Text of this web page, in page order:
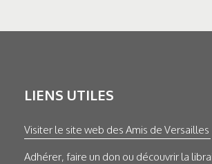
LIENS UTILES
Visiter le site web des Amis de Versailles
Adhérer, faire un don ou découvrir la